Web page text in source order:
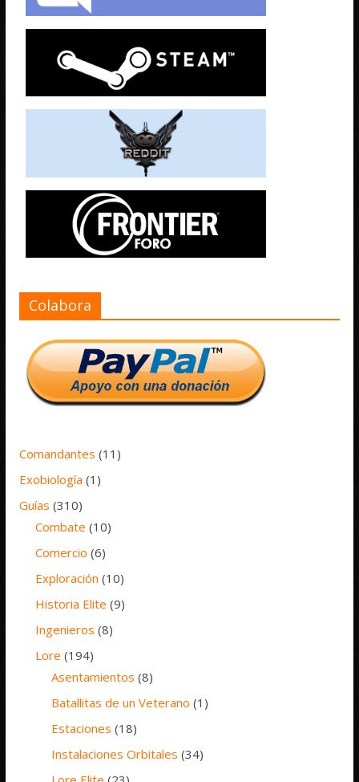
Colabora
Comandantes (11)
Exobiología (1)
Guías (310)
Combate (10)
Comercio (6)
Exploración (10)
Historia Elite (9)
Ingenieros (8)
Lore (194)
Asentamientos (8)
Batallitas de un Veterano (1)
Estaciones (18)
Instalaciones Orbitales (34)